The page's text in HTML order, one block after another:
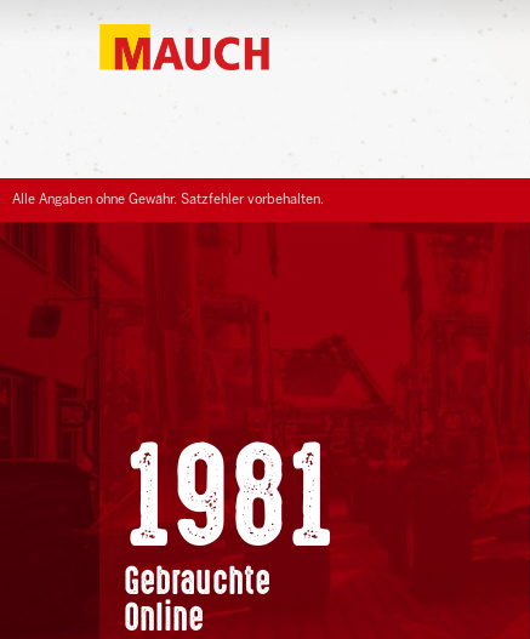
Alle Angaben ohne Gewähr. Satzfehler vorbehalten.
1981
Gebrauchte
Online